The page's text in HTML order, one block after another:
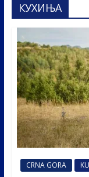
КУХИЊА
CRNA GORA